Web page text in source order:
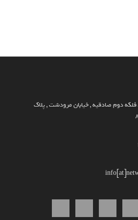
دوم صادقیه , خیابان مرودشت , پلاک